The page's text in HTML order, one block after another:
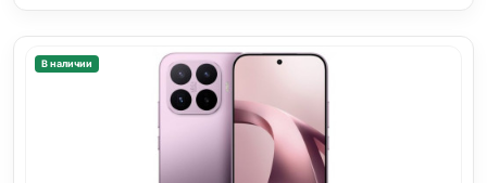
В наличии